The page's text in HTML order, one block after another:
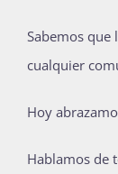
Sabemos que
cualquier
Hoy
Hablamos de